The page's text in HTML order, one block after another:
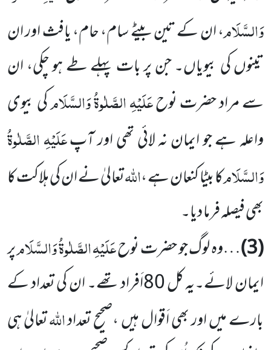
وَالسَّلَام، ان کے تین بیٹے سام، حام، یافث اور ان
تینوں کی بیویاں۔ جن پر بات پہلے طے ہو چکی، ان
سے مراد حضرت نوحعَلَیْہِ الصَّلٰوۃُ وَالسَّلَامکی بیوی
واعلہ ہے جو ایمان نہ لائی تھی اور آپعَلَیْہِ الصَّلٰوۃُ
وَالسَّلَامکا بیٹا کنعان ہے ،اللہتعالیٰ نے ان کی ہلاکت کا
بھی فیصلہ فرما دیا۔
(3) …وہ لوگ جو حضرت نوحعَلَیْہِ الصَّلٰوۃُ وَالسَّلَامپر
ایمان لائے۔یہ کل 80اَفراد تھے۔ ان کی تعداد کے
بارے میں اور بھی اَقوال ہیں ،صحیح تعداداللہتعالیٰ ہی